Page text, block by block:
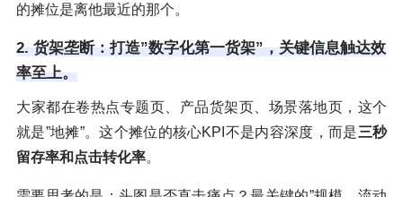
的摊位是离他最近的那个。
2. 货架垄断：打造”数字化第一货架”，关键信息触达效
率至上。
大家都在卷热点专题页、产品货架页、场景落地页，这个
就是”地摊”。这个摊位的核心KPI不是内容深度，而是三秒
留存率和点击转化率。